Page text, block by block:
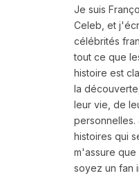
Je suis
Celeb, et
célébrités
tout ce que
histoire est
la
leur vie, de
personnelles.
histoires qui
m'assure que
soyez un fan